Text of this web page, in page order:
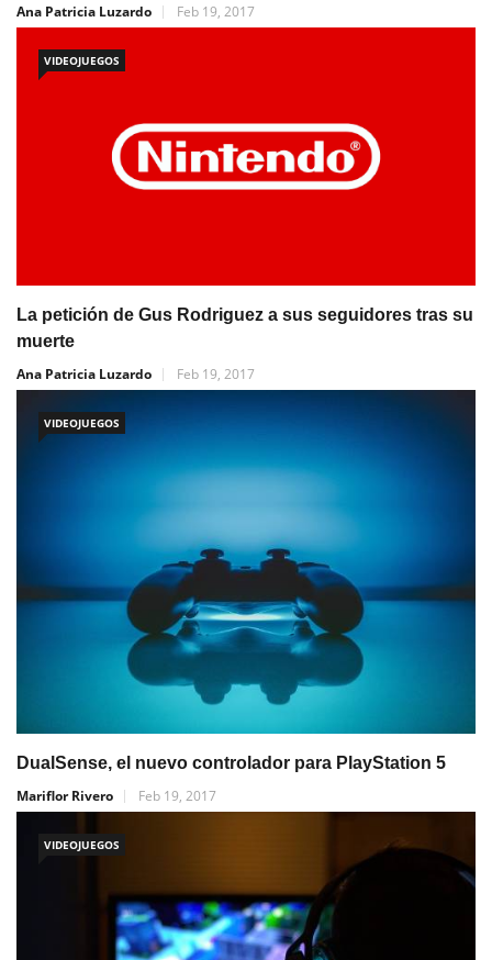
Ana Patricia Luzardo
Feb 19, 2017
VIDEOJUEGOS
La petición de Gus Rodriguez a sus seguidores tras su
muerte
Ana Patricia Luzardo
Feb 19, 2017
VIDEOJUEGOS
DualSense, el nuevo controlador para PlayStation 5
Mariflor Rivero
Feb 19, 2017
VIDEOJUEGOS